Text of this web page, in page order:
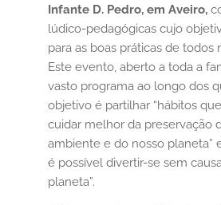
Infante D. Pedro, em Aveiro,
lúdico-pedagógicas cujo
para as boas práticas de todos
Este evento, aberto a toda a
vasto programa ao longo dos
objetivo é partilhar “hábitos
cuidar melhor da preservação
ambiente e do nosso planeta”
é possível divertir-se sem
planeta”.